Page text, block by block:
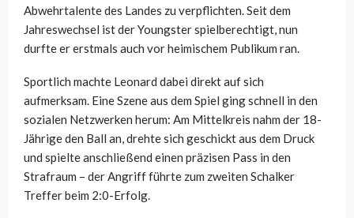
Abwehrtalente des Landes zu verpflichten. Seit dem
Jahreswechsel ist der Youngster spielberechtigt, nun
durfte er erstmals auch vor heimischem Publikum ran.
Sportlich machte Leonard dabei direkt auf sich
aufmerksam. Eine Szene aus dem Spiel ging schnell in den
sozialen Netzwerken herum: Am Mittelkreis nahm der 18-
Jährige den Ball an, drehte sich geschickt aus dem Druck
und spielte anschließend einen präzisen Pass in den
Strafraum – der Angriff führte zum zweiten Schalker
Treffer beim 2:0-Erfolg.